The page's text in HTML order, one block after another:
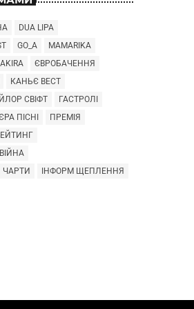
DUA LIPA
GO_A
MAMARIKA
ЄВРОБАЧЕННЯ
КАНЬЄ ВЕСТ
СВІФТ
ГАСТРОЛІ
ПІСНІ
ПРЕМІЯ
ЧАРТИ
ІНФОРМ ЩЕПЛЕННЯ